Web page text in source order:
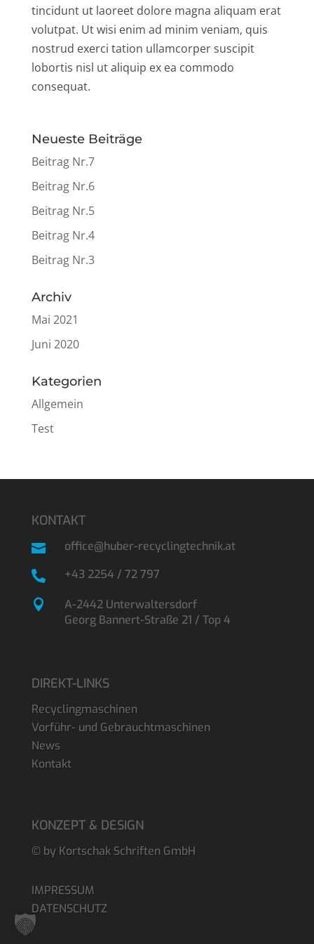
tincidunt ut laoreet dolore magna aliquam erat
volutpat. Ut wisi enim ad minim veniam, quis
nostrud exerci tation ullamcorper suscipit
lobortis nisl ut aliquip ex ea commodo
consequat.
Neueste Beiträge
Beitrag Nr.7
Beitrag Nr.6
Beitrag Nr.5
Beitrag Nr.4
Beitrag Nr.3
Archiv
Mai 2021
Juni 2020
Kategorien
Allgemein
Test
KONTAKT

office@huber-recyclingtechnik.at

+43 2254 / 72 797

A-2442 Unterwaltersdorf
Georg Bannert-Straße 21 / Top 4
DIREKT-LINKS
Recyclingmaschinen
Vorführ- und Gebrauchtmaschinen
News
Kontakt
KONZEPT & DESIGN
© by Kortschak Schriften GmbH
IMPRESSUM
DATENSCHUTZ